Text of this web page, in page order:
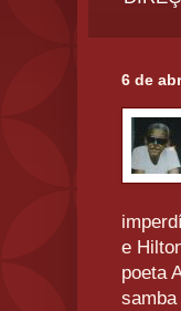
6 de
e
poeta